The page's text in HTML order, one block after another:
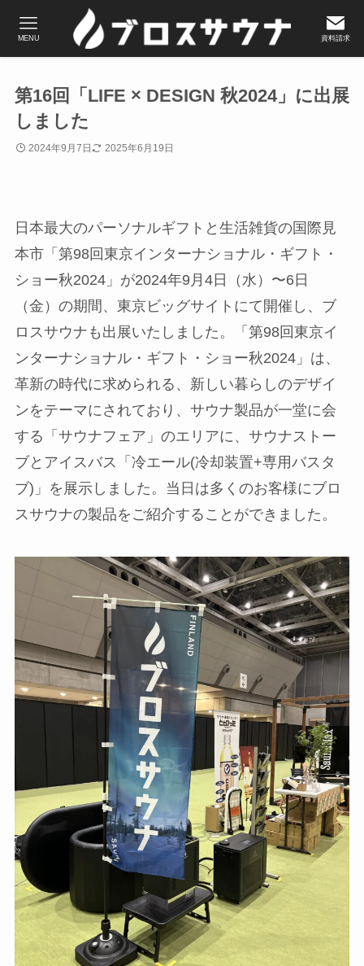
資料請求
MENU
第16回「LIFE × DESIGN 秋2024」に出展
しました
2024年9月7日 2025年6月19日
日本最大のパーソナルギフトと生活雑貨の国際見
本市「第98回東京インターナショナル・ギフト・
ショー秋2024」が2024年9月4日（水）〜6日
（金）の期間、東京ビッグサイトにて開催し、ブ
ロスサウナも出展いたしました。「第98回東京イ
ンターナショナル・ギフト・ショー秋2024」は、
革新の時代に求められる、新しい暮らしのデザイ
ンをテーマにされており、サウナ製品が一堂に会
する「サウナフェア」のエリアに、サウナストー
ブとアイスバス「冷エール(冷却装置+専用バスタ
ブ)」を展示しました。当日は多くのお客様にブロ
スサウナの製品をご紹介することができました。